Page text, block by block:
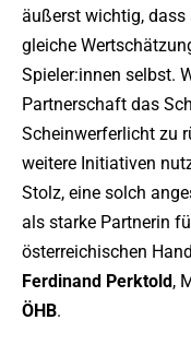
äußerst wichtig, dass
gleiche
Spieler:innen selbst.
Partnerschaft das
Scheinwerferlicht zu
weitere Initiativen
Stolz, eine solch
als starke Partnerin
österreichischen
Ferdinand Perktold,
ÖHB.